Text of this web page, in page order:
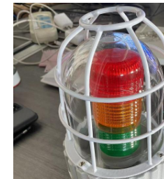
tomada e soquete à